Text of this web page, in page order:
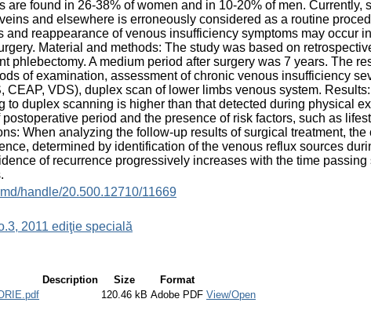
are found in 26-38% of women and in 10-20% of men. Currently,
and elsewhere is erroneously considered as a routine
and reappearance of venous insufficiency symptoms may occur
Material and methods: The study was based on
phlebectomy. A medium period after surgery was 7 years. The
of examination, assessment of chronic venous insufficiency
CEAP, VDS), duplex scan of lower limbs venous system.
to duplex scanning is higher than that detected during physical
period and the presence of risk factors, such as
When analyzing the follow-up results of surgical treatment, the
determined by identification of the venous reflux sources
of recurrence progressively increases with the time
handle/20.500.12710/11669
2011 ediţie specială
Description Size
Format
120.46 kB Adobe PDF View/Open